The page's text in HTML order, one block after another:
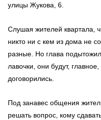
улицы Жукова, 6.
Слушая жителей квартала,
никто ни с кем из дома не
разные. Но глава
лавочки, они будут,
договорились.
Под занавес общения
решать вопрос, кому